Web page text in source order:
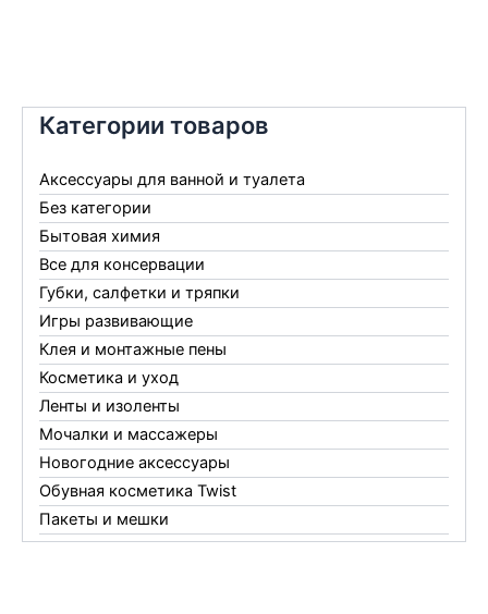
Категории товаров
Аксессуары для ванной и туалета
Без категории
Бытовая химия
Все для консервации
Губки, салфетки и тряпки
Игры развивающие
Клея и монтажные пены
Косметика и уход
Ленты и изоленты
Мочалки и массажеры
Новогодние аксессуары
Обувная косметика Twist
Пакеты и мешки
Перчатки